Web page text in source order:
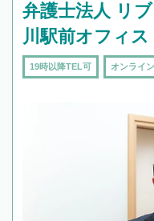
弁護士法人 リ
川駅前オフィス
19時以降TEL可 オンライ